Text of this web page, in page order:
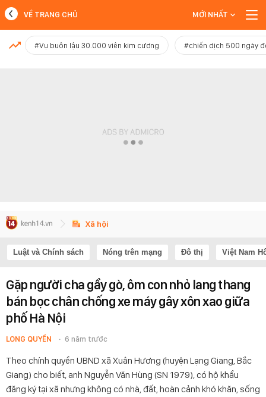
MỚI NHẤT
VỀ TRANG CHỦ MỚI NHẤT
#Vụ buôn lậu 30.000 viên kim cương #chiến dịch 500 ngày
Xã hội
Luật và Chính sách Nóng trên mạng Đô thị Việt Nam
Gặp người cha gầy gò, ôm con nhỏ lang thang
bán bọc chân chống xe máy gây xôn xao giữa
phố Hà Nội
LONG QUYỀN 6 năm trước
Theo chính quyền UBND xã Xuân Hương (huyện Lạng Giang, Bắc
Giang) cho biết, anh Nguyễn Văn Hùng (SN 1979), có hộ khẩu
đăng ký tại xã nhưng không có nhà, đất, hoàn cảnh khó khăn, sống